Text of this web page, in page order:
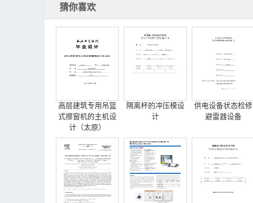
0198_210_Bracket.SLDPRT
0198_211_Bracket.SLDPRT
0198_212_Plate.SLDPRT
0198_213_Plate.SLDPRT
0198_214_Holder.SLDPRT
0198_301_M5x20.SLDPRT
0198_303_SCB4-15.sldprt
0198_304_M5x10.SLDPRT
0198_305_M4x8.SLDPRT
0198_306_M4x12.SLDPRT
0198_307_M3x25.SLDPRT
0198_308_M3x10.SLDPRT
猜你喜欢
高层建筑专用吊篮
式擦窗机的主机设
计（太原）
隔离杯的冲压模设
计
供电设备状态检修
避雷器设备